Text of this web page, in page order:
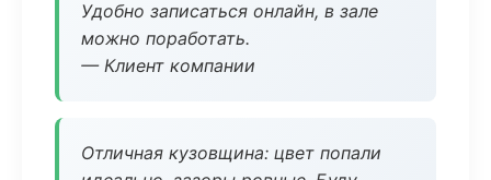
Удобно записаться онлайн, в зале
можно поработать.
— Клиент компании
Отличная кузовщина: цвет попали